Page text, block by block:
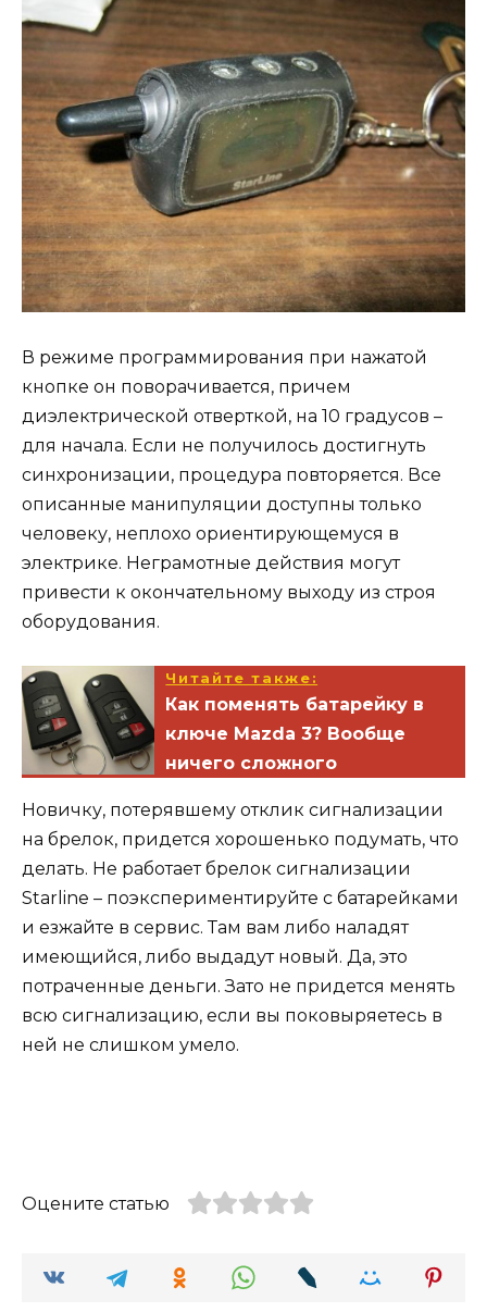
В режиме программирования при нажатой
кнопке он поворачивается, причем
диэлектрической отверткой, на 10 градусов –
для начала. Если не получилось достигнуть
синхронизации, процедура повторяется. Все
описанные манипуляции доступны только
человеку, неплохо ориентирующемуся в
электрике. Неграмотные действия могут
привести к окончательному выходу из строя
оборудования.
Читайте также:
Как поменять батарейку в
ключе Mazda 3? Вообще
ничего сложного
Новичку, потерявшему отклик сигнализации
на брелок, придется хорошенько подумать, что
делать. Не работает брелок сигнализации
Starline – поэкспериментируйте с батарейками
и езжайте в сервис. Там вам либо наладят
имеющийся, либо выдадут новый. Да, это
потраченные деньги. Зато не придется менять
всю сигнализацию, если вы поковыряетесь в
ней не слишком умело.
Оцените статью